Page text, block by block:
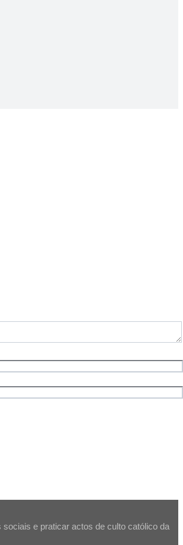
e praticar actos de culto católico da